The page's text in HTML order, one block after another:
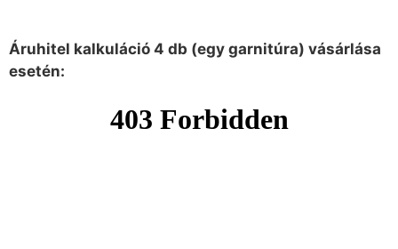
Áruhitel kalkuláció 4 db (egy garnitúra) vásárlása
esetén: